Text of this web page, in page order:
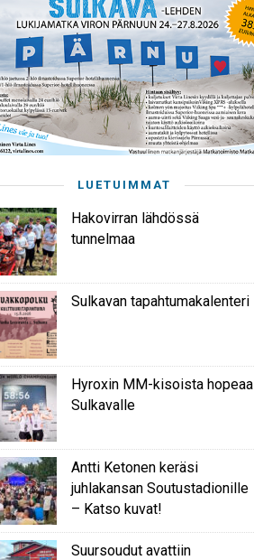
LUETUIMMAT
Hakovirran lähdössä
tunnelmaa
Sulkavan tapahtumakalenteri
Hyroxin MM-kisoista hopeaa
Sulkavalle
Antti Ketonen keräsi
juhlakansan Soutustadionille
– Katso kuvat!
Suursoudut avattiin